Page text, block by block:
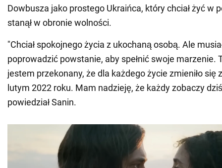
Dowbusza jako prostego Ukraińca, który chciał żyć w
stanął w obronie wolności.
"Chciał spokojnego życia z ukochaną osobą. Ale
poprowadzić powstanie, aby spełnić swoje marzenie.
jestem przekonany, że dla każdego życie zmieniło się
lutym 2022 roku. Mam nadzieję, że każdy zobaczy
powiedział Sanin.